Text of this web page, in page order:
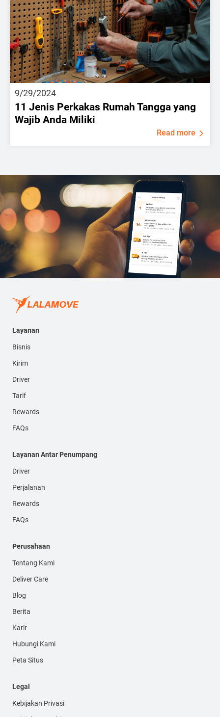
9/29/2024
11 Jenis Perkakas Rumah Tangga yang
Wajib Anda Miliki
Read more
Layanan
Bisnis
Kirim
Driver
Tarif
Rewards
FAQs
Layanan Antar Penumpang
Driver
Perjalanan
Rewards
FAQs
Perusahaan
Tentang Kami
Deliver Care
Blog
Berita
Karir
Hubungi Kami
Peta Situs
Legal
Kebijakan Privasi